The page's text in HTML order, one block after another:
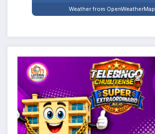
Weather from OpenWeatherMap